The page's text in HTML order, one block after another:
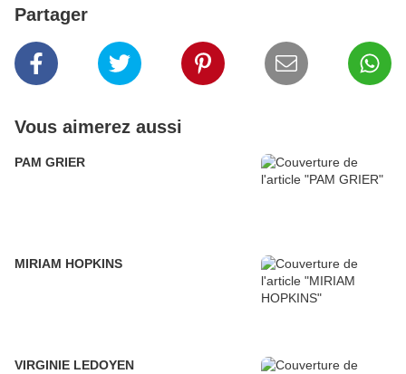
Partager
Vous aimerez aussi
PAM GRIER
MIRIAM HOPKINS
VIRGINIE LEDOYEN